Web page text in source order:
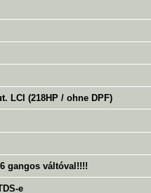
LCI (218HP / ohne DPF)
gangos váltóval!!!!
e